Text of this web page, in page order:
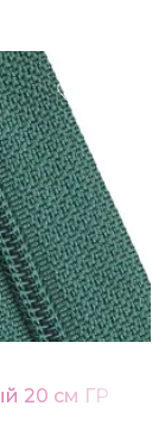
20 см ГР